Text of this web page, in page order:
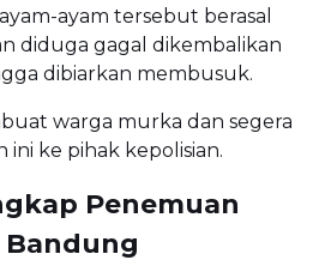
ayam tersebut berasal
diduga gagal dikembalikan
dibiarkan membusuk.
warga murka dan segera
ini ke pihak kepolisian.
Penemuan
Bandung